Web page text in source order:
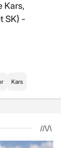
Kars,
SK) -
Kars